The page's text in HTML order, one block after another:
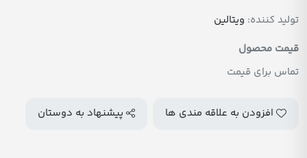
تولید کننده: ویتالین
قیمت محصول
تماس برای قیمت
افزودن به علاقه مندی ها پیشنهاد به دوستان